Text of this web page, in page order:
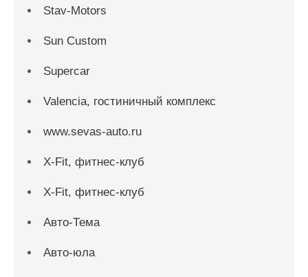
Stav-Motors
Sun Custom
Supercar
Valencia, гостиничный комплекс
www.sevas-auto.ru
X-Fit, фитнес-клуб
X-Fit, фитнес-клуб
Авто-Тема
Авто-юла